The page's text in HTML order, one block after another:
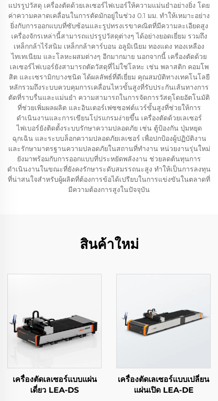
แปรรูปวัสดุ เครื่องตัดด้วยเลเซอร์ไฟเบอร์ให้ความแม่นยำอย่างยิ่ง โดย
ค่าความคลาดเคลื่อนในการตัดมักอยู่ในช่วง 0.1 มม. ทำให้เหมาะอย่าง
ยิ่งกับการออกแบบที่ซับซ้อนและรูปทรงเรขาคณิตที่มีความละเอียดสูง
เครื่องจักรเหล่านี้สามารถแปรรูปวัสดุต่างๆ ได้อย่างยอดเยี่ยม รวมถึง
เหล็กกล้าไร้สนิม เหล็กกล้าคาร์บอน อลูมิเนียม ทองแดง ทองเหลือง
ไทเทเนียม และโลหะผสมต่างๆ อีกมากมาย นอกจากนี้ เครื่องตัดด้วย
เลเซอร์ไฟเบอร์ยังสามารถตัดวัสดุที่ไม่ใช่โลหะ เช่น พลาสติก คอมโพ
สิต และเซรามิกบางชนิด ได้ผลลัพธ์ที่ดีเยี่ยม คุณสมบัติทางเทคโนโลยี
หลักรวมถึงระบบควบคุมการเคลื่อนไหวขั้นสูงที่รับประกันเส้นทางการ
ตัดที่ราบรื่นและแม่นยำ ความสามารถในการจัดการวัสดุโดยอัตโนมัติ
ที่ช่วยเพิ่มผลผลิต และอินเตอร์เฟซซอฟต์แวร์ขั้นสูงที่ช่วยให้การ
ดำเนินงานและการเขียนโปรแกรมง่ายขึ้น เครื่องตัดด้วยเลเซอร์
ไฟเบอร์ยังติดตั้งระบบรักษาความปลอดภัย เช่น ตู้ป้องกัน ปุ่มหยุด
ฉุกเฉิน และระบบล็อกความปลอดภัยเลเซอร์ เพื่อปกป้องผู้ปฏิบัติงาน
และรักษามาตรฐานความปลอดภัยในสถานที่ทำงาน หน่วยงานรุ่นใหม่
ยังมาพร้อมกับการออกแบบที่ประหยัดพลังงาน ช่วยลดต้นทุนการ
ดำเนินงานในขณะที่ยังคงรักษาระดับสมรรถนะสูง ทำให้เป็นการลงทุน
ที่น่าสนใจสำหรับผู้ผลิตที่ต้องการข้อได้เปรียบในการแข่งขันในตลาดที่
มีความต้องการสูงในปัจจุบัน
สินค้าใหม่
เครื่องตัดเลเซอร์แบบแผ่น
เดี่ยว LEA-DS
เครื่องตัดเลเซอร์แบบเปลี่ยน
แผ่นเปิด LEA-DE